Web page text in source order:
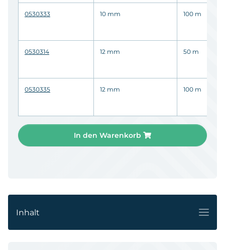
0530333 10 mm 100 m
0530314 12 mm 50 m
0530335 12 mm 100 m
In den Warenkorb
Inhalt